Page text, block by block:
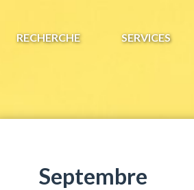
RECHERCHE SERVICES
Septembre